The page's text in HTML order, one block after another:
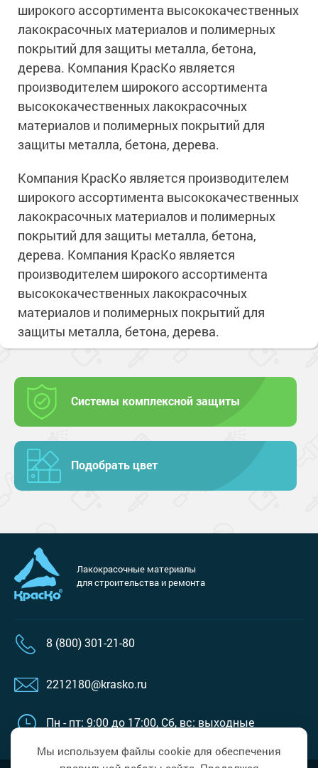
широкого ассортимента высококачественных
лакокрасочных материалов и полимерных
покрытий для защиты металла, бетона,
дерева. Компания КрасКо является
производителем широкого ассортимента
высококачественных лакокрасочных
материалов и полимерных покрытий для
защиты металла, бетона, дерева.
Компания КрасКо является производителем
широкого ассортимента высококачественных
лакокрасочных материалов и полимерных
покрытий для защиты металла, бетона,
дерева. Компания КрасКо является
производителем широкого ассортимента
высококачественных лакокрасочных
материалов и полимерных покрытий для
защиты металла, бетона, дерева.
Системы комплексной защиты
Подобрать цвет
Лакокрасочные материалы
для строительства и ремонта
8 (800) 301-21-80
2212180@krasko.ru
Пн - пт: 9:00 до 17:00, Сб, вс: выходные
Мы используем файлы cookie для обеспечения